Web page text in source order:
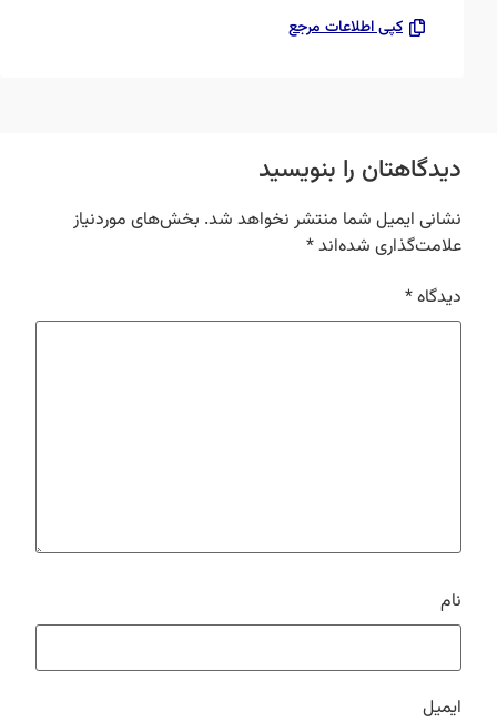
کپی اطلاعات مرجع
دیدگاهتان را بنویسید
نشانی ایمیل شما منتشر نخواهد شد. بخش‌های موردنیاز
علامت‌گذاری شده‌اند*
دیدگاه*
نام
ایمیل